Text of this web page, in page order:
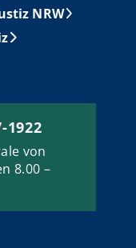
NRW
1922
von
8.00 –